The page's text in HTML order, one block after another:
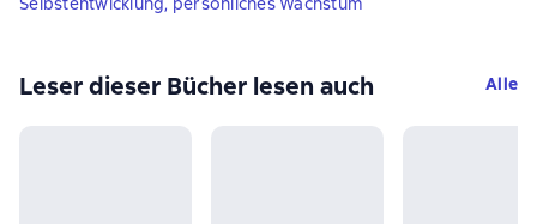
Leser dieser Bücher lesen auch Alle